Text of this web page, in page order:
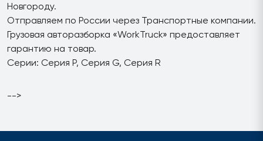
Новгороду.
Отправляем по России через Транспортные компании.
Грузовая авторазборка «WorkTruck» предоставляет
гарантию на товар.
Серии: Серия P, Серия G, Серия R
-->